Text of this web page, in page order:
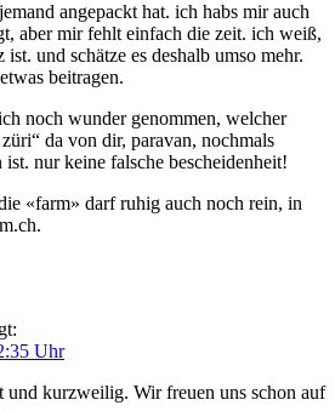
angepackt hat. ich habs mir auch
aber mir fehlt einfach die zeit. ich weiß,
ist. und schätze es deshalb umso mehr.
beitragen.
noch wunder genommen, welcher
da von dir, paravan, nochmals
nur keine falsche bescheidenheit!
«farm» darf ruhig auch noch rein, in
Uhr
und kurzweilig. Wir freuen uns schon auf